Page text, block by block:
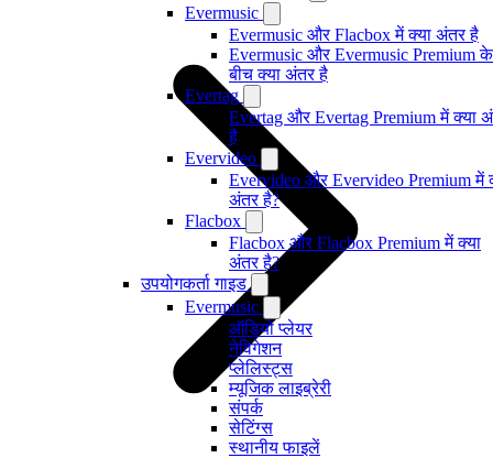
Evermusic
Evermusic और Flacbox में क्या अंतर है
Evermusic और Evermusic Premium के
बीच क्या अंतर है
Evertag
Evertag और Evertag Premium में क्या
है
Evervideo
Evervideo और Evervideo Premium में
अंतर है?
Flacbox
Flacbox और Flacbox Premium में क्या
अंतर है?
उपयोगकर्ता गाइड
Evermusic
ऑडियो प्लेयर
नेविगेशन
प्लेलिस्ट्स
म्यूजिक लाइब्रेरी
संपर्क
सेटिंग्स
स्थानीय फाइलें